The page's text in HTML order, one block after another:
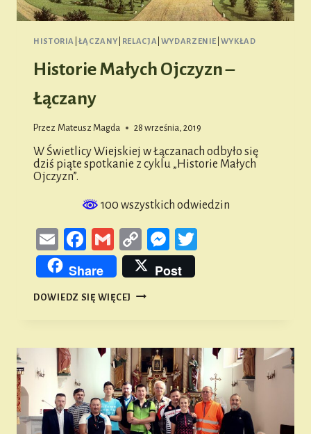
HISTORIA ŁĄCZANY RELACJA WYDARZENIE WYKŁAD
Historie Małych Ojczyzn –
Łączany
Przez Mateusz Magda 28 września, 2019
W Świetlicy Wiejskiej w Łączanach odbyło się
dziś piąte spotkanie z cyklu „Historie Małych
Ojczyzn”.
100 wszystkich odwiedzin
EmailFacebook
GmailCopy
Link
Messenger
Share Post
DOWIEDZ SIĘ WIĘCEJ HISTORIE